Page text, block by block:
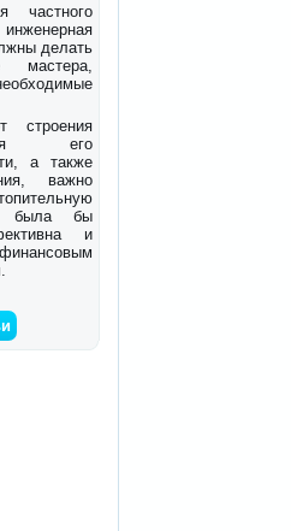
частного
делать
мастера,
строения
его
а также
важно
была бы
и